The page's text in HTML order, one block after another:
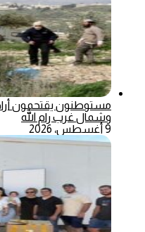
مستوطنون يقتحمون
وشمال غرب رام الله
9 أغسطس، 2026